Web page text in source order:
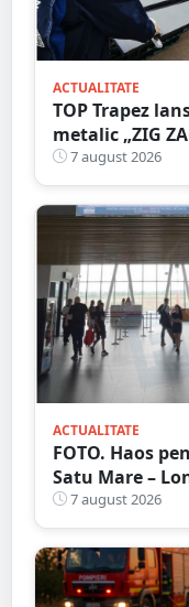
ACTUALITATE
TOP Trapez
metalic „ZIG
în Grădina
7 august 2026
ACTUALITATE
FOTO. Haos
Satu Mare –
nouă
7 august 2026